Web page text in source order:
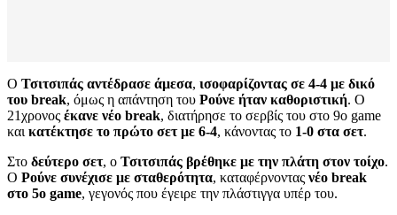
Ο Τσιτσιπάς αντέδρασε άμεσα, ισοφαρίζοντας σε 4-4 με δικό
του break, όμως η απάντηση του Ρούνε ήταν καθοριστική. Ο
21χρονος έκανε νέο break, διατήρησε το σερβίς του στο 9ο game
και κατέκτησε το πρώτο σετ με 6-4, κάνοντας το 1-0 στα σετ.
Στο δεύτερο σετ, ο Τσιτσιπάς βρέθηκε με την πλάτη στον τοίχο.
Ο Ρούνε συνέχισε με σταθερότητα, καταφέρνοντας νέο break
στο 5ο game, γεγονός που έγειρε την πλάστιγγα υπέρ του.